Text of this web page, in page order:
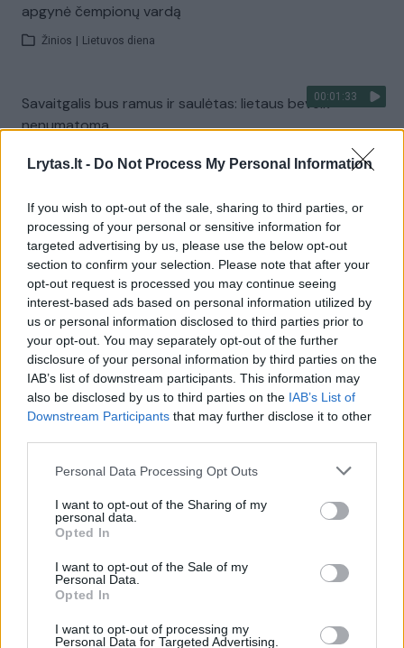
Lrytas.lt - Do Not Process My Personal Information
If you wish to opt-out of the sale, sharing to third parties, or
processing of your personal or sensitive information for
targeted advertising by us, please use the below opt-out
section to confirm your selection. Please note that after your
opt-out request is processed you may continue seeing
interest-based ads based on personal information utilized by
us or personal information disclosed to third parties prior to
your opt-out. You may separately opt-out of the further
disclosure of your personal information by third parties on the
IAB’s list of downstream participants. This information may
also be disclosed by us to third parties on the IAB’s List of
Downstream Participants that may further disclose it to other
Personal Data Processing Opt Outs
I want to opt-out of the Sharing of my
personal data.
Opted In
I want to opt-out of the Sale of my
Personal Data.
Opted In
I want to opt-out of processing my
Personal Data for Targeted Advertising.
apgynė čempionų vardą
Žinios Lietuvos diena
00:01:33
Savaitgalis bus ramus ir saulėtas: lietaus beveik
nenumatoma
00:10:21
Kodėl apklausos internete ir politikų reitingai
tarprinkiminiu laikotarpiu dažnai nieko nereiškia?
Laidos | Informacinis skydas
Visi įrašai
Žiūrimiausi įrašai
00:00:30
Vaizdai iš tragiškos avarijos Vilniaus r.: dviejų moterų ir
vaiko gyvybių išgelbėti nepavyko
Žinios | Lietuvos diena
00:00:57
Savaitės vidurys nusimato karštas: temperatūra kils iki
Žinios | Orai